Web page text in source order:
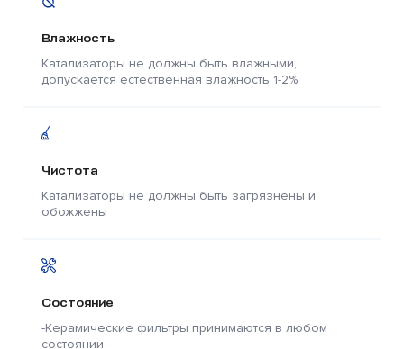
Влажность
Катализаторы не должны быть влажными,
допускается естественная влажность 1-2%
Чистота
Катализаторы не должны быть загрязнены и
обожжены
Состояние
-Керамические фильтры принимаются в любом
состоянии